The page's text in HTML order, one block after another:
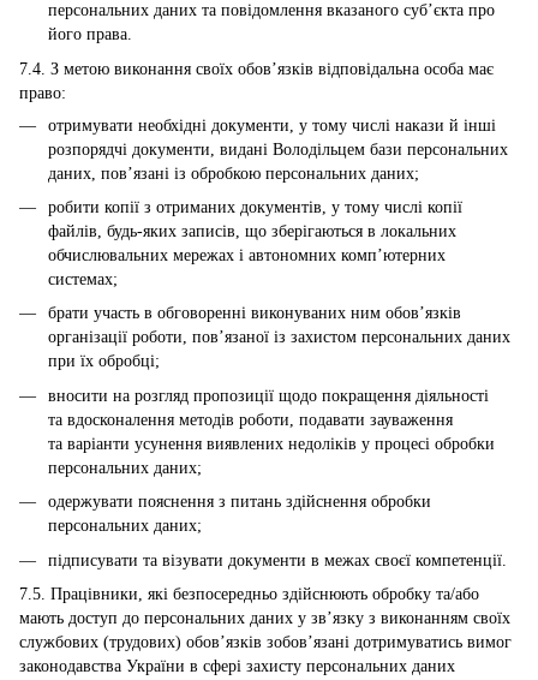
персональних даних та повідомлення вказаного суб’єкта про
його права.
7.4. З метою виконання своїх обов’язків відповідальна особа має
право:
отримувати необхідні документи, у тому числі накази й інші
розпорядчі документи, видані Володільцем бази персональних
даних, пов’язані із обробкою персональних даних;
робити копії з отриманих документів, у тому числі копії
файлів, будь-яких записів, що зберігаються в локальних
обчислювальних мережах і автономних комп’ютерних
системах;
брати участь в обговоренні виконуваних ним обов’язків
організації роботи, пов’язаної із захистом персональних даних
при їх обробці;
вносити на розгляд пропозиції щодо покращення діяльності
та вдосконалення методів роботи, подавати зауваження
та варіанти усунення виявлених недоліків у процесі обробки
персональних даних;
одержувати пояснення з питань здійснення обробки
персональних даних;
підписувати та візувати документи в межах своєї компетенції.
7.5. Працівники, які безпосередньо здійснюють обробку та/або
мають доступ до персональних даних у зв’язку з виконанням своїх
службових (трудових) обов’язків зобов’язані дотримуватись вимог
законодавства України в сфері захисту персональних даних